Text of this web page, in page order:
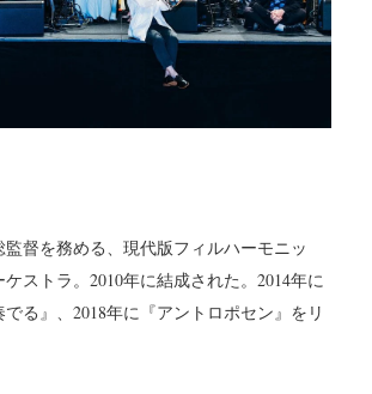
督を務める、現代版フィルハーモニッ
ストラ。2010年に結成された。2014年に
る』、2018年に『アントロポセン』をリ